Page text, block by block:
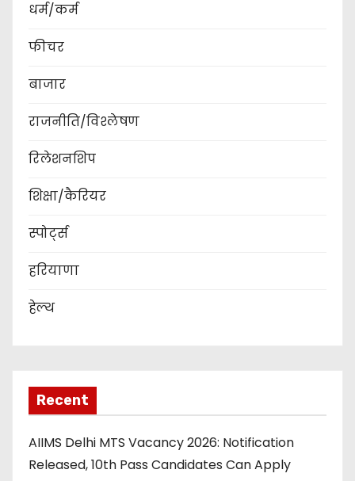
धर्म/कर्म
फीचर
बाजार
राजनीति/विश्लेषण
रिलेशनशिप
शिक्षा/कैरियर
स्पोर्ट्स
हरियाणा
हेल्थ
Recent
AIIMS Delhi MTS Vacancy 2026: Notification
Released, 10th Pass Candidates Can Apply